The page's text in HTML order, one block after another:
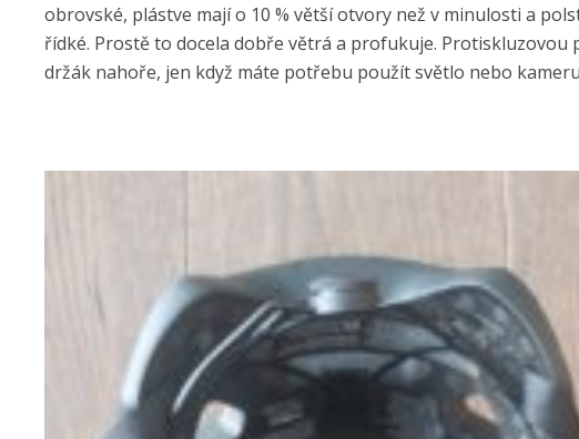
obrovské, plástve mají o 10 % větší otvory než v minulosti a
řídké. Prostě to docela dobře větrá a profukuje. Protiskluzovou
držák nahoře, jen když máte potřebu použít světlo nebo